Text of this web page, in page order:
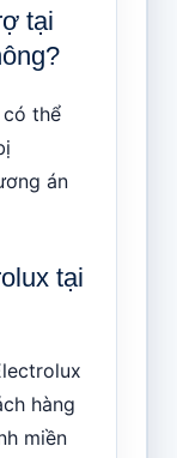
tại
có thể
án
tại
hàng
miền